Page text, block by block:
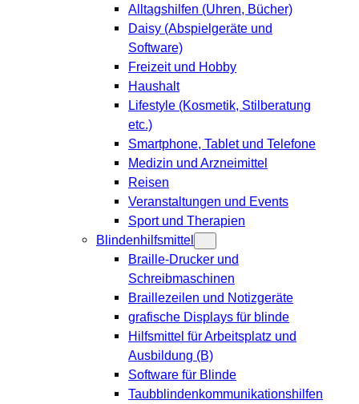
Alltagshilfen (Uhren, Bücher)
Daisy (Abspielgeräte und
Software)
Freizeit und Hobby
Haushalt
Lifestyle (Kosmetik, Stilberatung
etc.)
Smartphone, Tablet und Telefone
Medizin und Arzneimittel
Reisen
Veranstaltungen und Events
Sport und Therapien
Blindenhilfsmittel
Braille-Drucker und
Schreibmaschinen
Braillezeilen und Notizgeräte
grafische Displays für blinde
Hilfsmittel für Arbeitsplatz und
Ausbildung (B)
Software für Blinde
Taubblindenkommunikationshilfen